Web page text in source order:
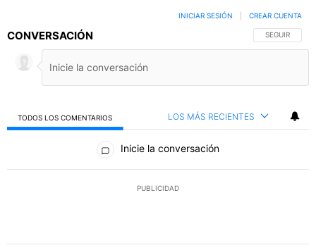
CONVERSACIÓN SIGA ESTA
SEGUIR
INICIAR SESIÓN CREAR CUENTA
TODOS LOS COMENTARIOS LOS MÁS RECIENTES
Todos los comentarios
Inicie la conversación
PUBLICIDAD